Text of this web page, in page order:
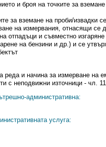
и броя на точките за
за вземане на проби/извадки
на измервания, отнасящи се
отпадъци и съвместно
на бензини и др.) и се
реда и начина за измерване на
с неподвижни източници - чл.
административна:
услуга: